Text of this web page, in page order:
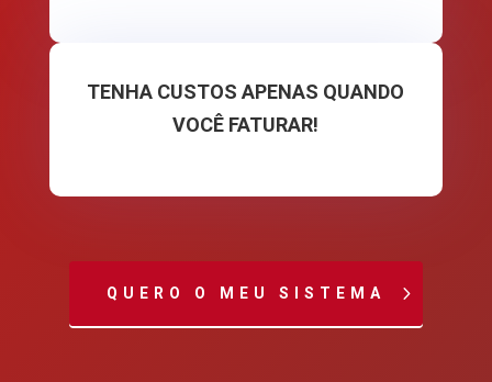
TENHA CUSTOS APENAS QUANDO
VOCÊ FATURAR!
QUERO O MEU SISTEMA